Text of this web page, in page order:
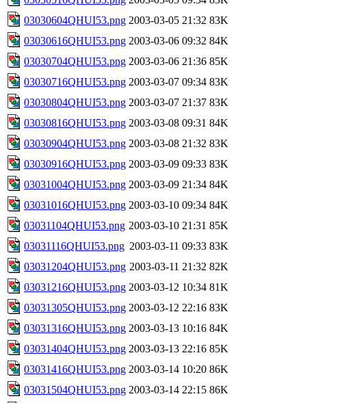
03030604QHUI53.png 2003-03-05 21:32 83K
03030616QHUI53.png 2003-03-06 09:32 84K
03030704QHUI53.png 2003-03-06 21:36 85K
03030716QHUI53.png 2003-03-07 09:34 83K
03030804QHUI53.png 2003-03-07 21:37 83K
03030816QHUI53.png 2003-03-08 09:31 84K
03030904QHUI53.png 2003-03-08 21:32 83K
03030916QHUI53.png 2003-03-09 09:33 83K
03031004QHUI53.png 2003-03-09 21:34 84K
03031016QHUI53.png 2003-03-10 09:34 84K
03031104QHUI53.png 2003-03-10 21:31 85K
03031116QHUI53.png 2003-03-11 09:33 83K
03031204QHUI53.png 2003-03-11 21:32 82K
03031216QHUI53.png 2003-03-12 10:34 81K
03031305QHUI53.png 2003-03-12 22:16 83K
03031316QHUI53.png 2003-03-13 10:16 84K
03031404QHUI53.png 2003-03-13 22:16 85K
03031416QHUI53.png 2003-03-14 10:20 86K
03031504QHUI53.png 2003-03-14 22:15 86K